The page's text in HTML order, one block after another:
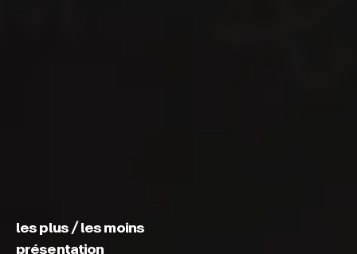
les plus / les moins
présentation